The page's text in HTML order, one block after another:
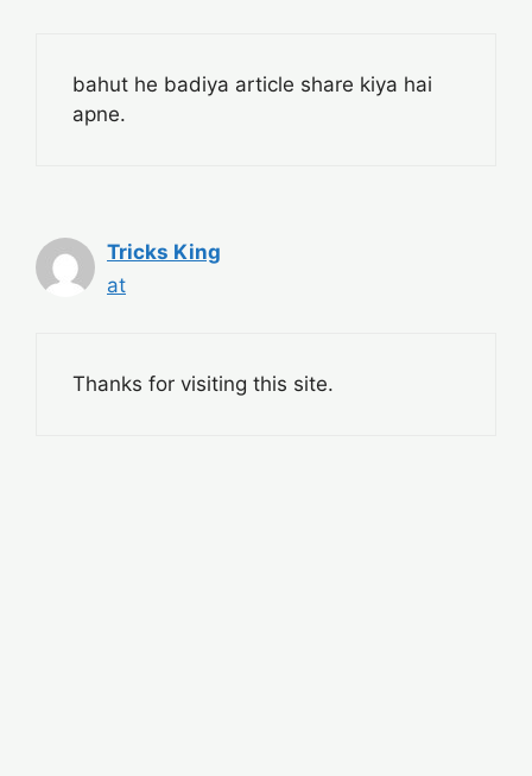
bahut he badiya article share kiya hai
apne.
Tricks King
at
Thanks for visiting this site.